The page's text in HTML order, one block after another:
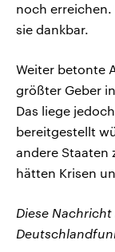
noch erreichen.
sie dankbar.
Weiter betonte
größter Geber
Das liege
bereitgestellt
andere Staaten
hätten Krisen
Diese